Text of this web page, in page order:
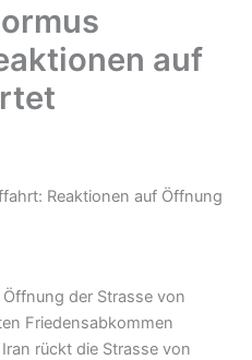
auf
der Strasse von
Friedensabkommen
rückt die Strasse von